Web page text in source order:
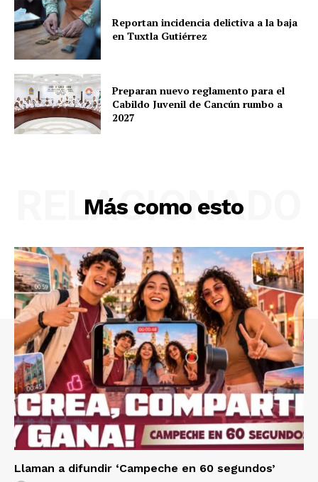
Reportan incidencia delictiva a la baja
en Tuxtla Gutiérrez
Preparan nuevo reglamento para el
Cabildo Juvenil de Cancún rumbo a
2027
Más como esto
RELACIONADO
Llaman a difundir ‘Campeche en 60 segundos’